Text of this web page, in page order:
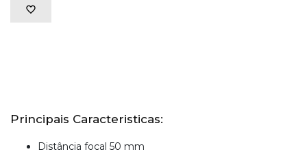
Principais Caracteristicas:
Distância focal 50 mm